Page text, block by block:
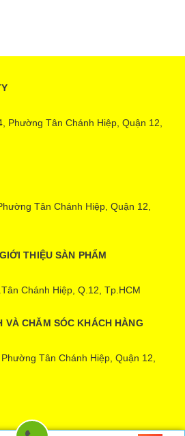
Phường Tân Chánh Hiệp, Quận 12,
Tân Chánh Hiệp, Quận 12,
THIỆU SÀN PHẨM
Chánh Hiệp, Q.12, Tp.HCM
VÀ CHĂM SÓC KHÁCH HÀNG
Tân Chánh Hiệp, Quận 12,